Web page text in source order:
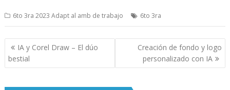
6to 3ra 2023 Adapt al amb de trabajo 6to 3ra
Navegación
de
entradas
IA y Corel Draw – El dúo
bestial
Creación de fondo y logo
personalizado con IA